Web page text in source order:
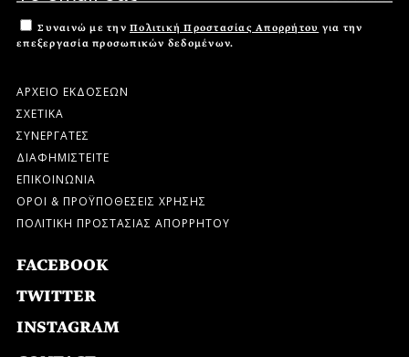
Συναινώ με την Πολιτική Προστασίας Απορρήτου για την
επεξεργασία προσωπικών δεδομένων.
ΑΡΧΕΙΟ ΕΚΔΟΣΕΩΝ
ΣΧΕΤΙΚΑ
ΣΥΝΕΡΓΑΤΕΣ
ΔΙΑΦΗΜΙΣΤΕΙΤΕ
ΕΠΙΚΟΙΝΩΝΙΑ
ΟΡΟΙ & ΠΡΟΫΠΟΘΕΣΕΙΣ ΧΡΗΣΗΣ
ΠΟΛΙΤΙΚΗ ΠΡΟΣΤΑΣΙΑΣ ΑΠΟΡΡΗΤΟΥ
FACEBOOK
TWITTER
INSTAGRAM